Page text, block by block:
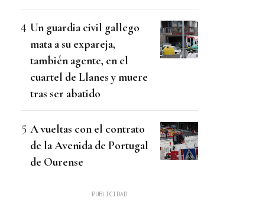
Un guardia civil gallego
mata a su expareja,
también agente, en el
cuartel de Llanes y muere
tras ser abatido
A vueltas con el contrato
de la Avenida de Portugal
de Ourense